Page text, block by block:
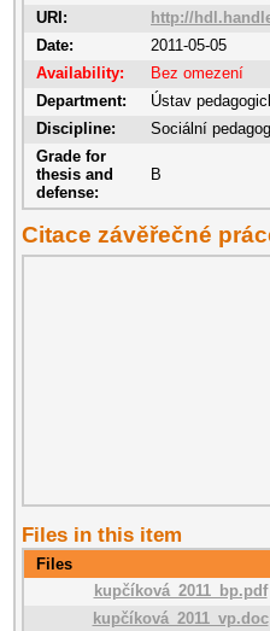
URI:
http://
Date:
2011-05-05
Availability:
Bez omezení
Department:
Ústav
Discipline:
Sociální
Grade for
thesis and
defense:
B
Citace závěřečné
Files in this item
Files
kupčíková_2011_bp.pdf
kupčíková_2011_vp.doc